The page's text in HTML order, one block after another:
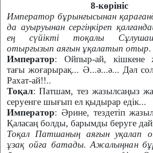
8-көрініс
Император бұрынғысынан
да ауыруынан сергіңкіреп
ең сүйікті тоқалы
отырғызып аяғын ұқалатып отыр.
Император: Ойпыр-ай, кішкене
тағы жоғарырақ... Ә...ә...ә... Дәл
Рахат-ай!!..
Тоқал: Патшам, тез жазылсаңыз
серуенге шығып ел қыдырар едік...
Император: Әрине, тездетіп
Қаласаң болды, барымды беруге
Тоқал Патшаның аяғын уқалап
ұзақ ойға батады. Ажалыңнан